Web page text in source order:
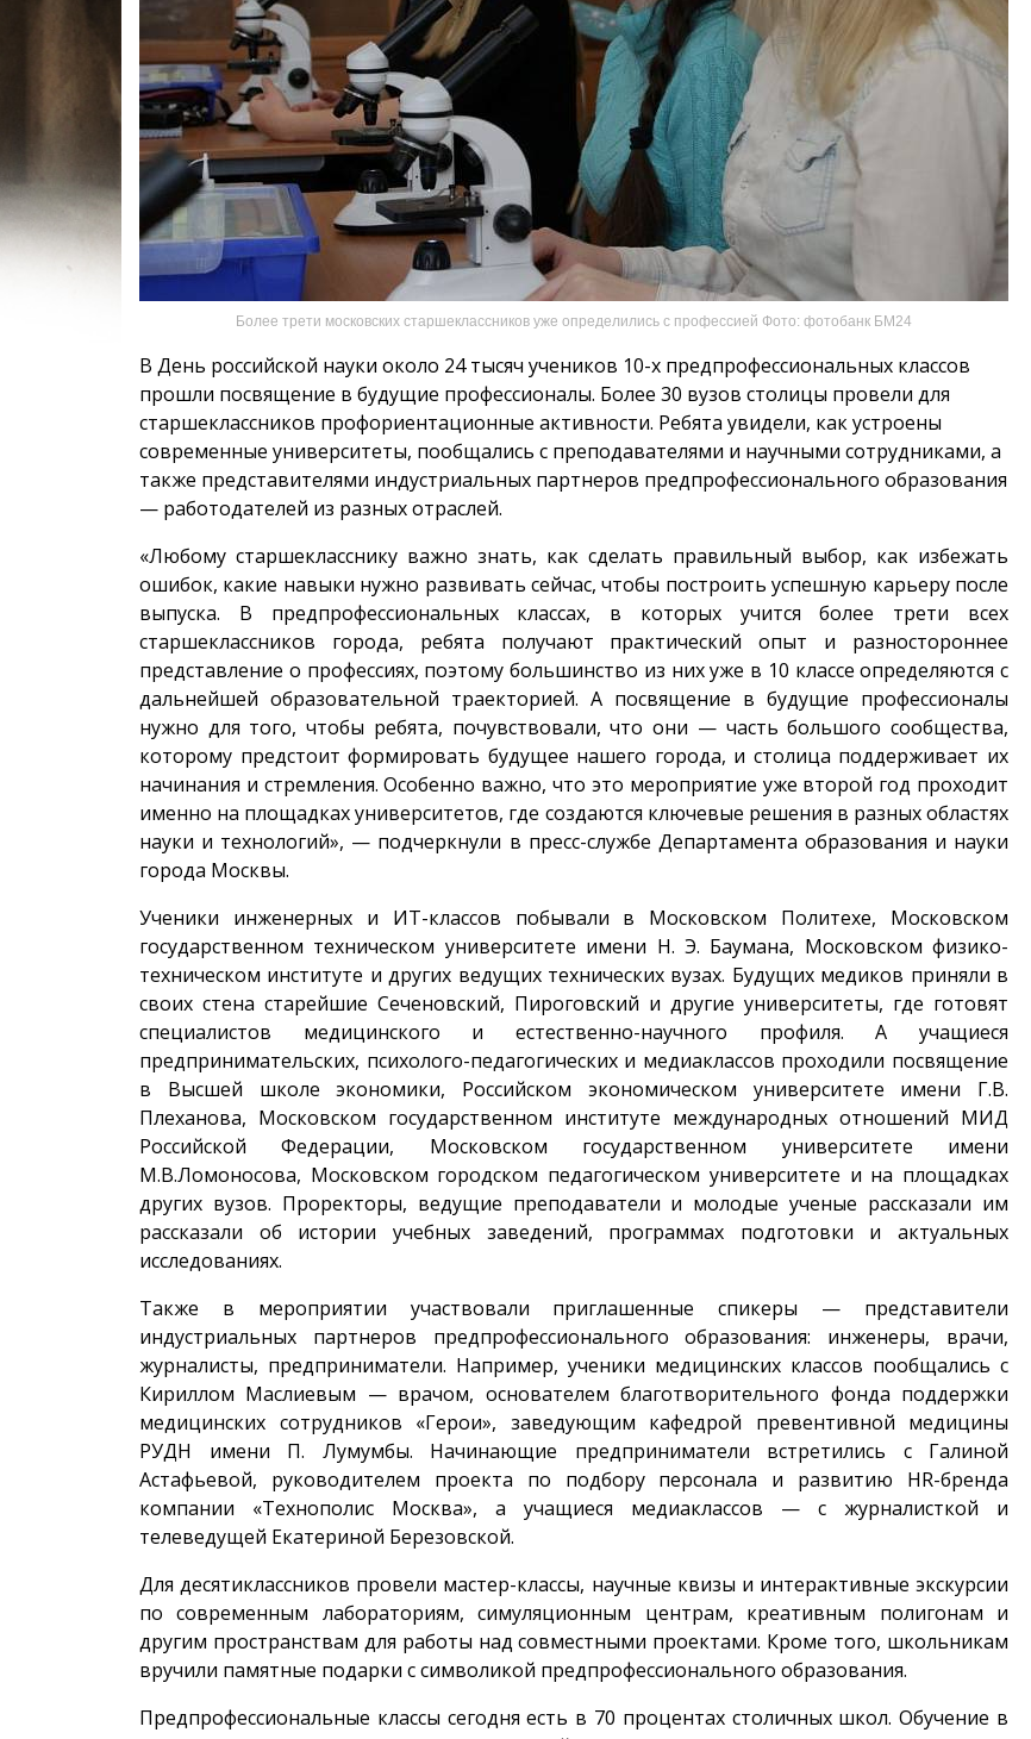
Более трети московских старшеклассников уже определились с профессией Фото: фотобанк БМ24
В День российской науки около 24 тысяч учеников 10-х предпрофессиональных классов
прошли посвящение в будущие профессионалы. Более 30 вузов столицы провели для
старшеклассников профориентационные активности. Ребята увидели, как устроены
современные университеты, пообщались с преподавателями и научными сотрудниками, а
также представителями индустриальных партнеров предпрофессионального образования
— работодателей из разных отраслей.
«Любому старшекласснику важно знать, как сделать правильный выбор, как избежать
ошибок, какие навыки нужно развивать сейчас, чтобы построить успешную карьеру после
выпуска. В предпрофессиональных классах, в которых учится более трети всех
старшеклассников города, ребята получают практический опыт и разностороннее
представление о профессиях, поэтому большинство из них уже в 10 классе определяются с
дальнейшей образовательной траекторией. А посвящение в будущие профессионалы
нужно для того, чтобы ребята, почувствовали, что они — часть большого сообщества,
которому предстоит формировать будущее нашего города, и столица поддерживает их
начинания и стремления. Особенно важно, что это мероприятие уже второй год проходит
именно на площадках университетов, где создаются ключевые решения в разных областях
науки и технологий», — подчеркнули в пресс-службе Департамента образования и науки
города Москвы.
Ученики инженерных и ИТ-классов побывали в Московском Политехе, Московском
государственном техническом университете имени Н. Э. Баумана, Московском физико-
техническом институте и других ведущих технических вузах. Будущих медиков приняли в
своих стена старейшие Сеченовский, Пироговский и другие университеты, где готовят
специалистов медицинского и естественно-научного профиля. А учащиеся
предпринимательских, психолого-педагогических и медиаклассов проходили посвящение
в Высшей школе экономики, Российском экономическом университете имени Г.В.
Плеханова, Московском государственном институте международных отношений МИД
Российской Федерации, Московском государственном университете имени
М.В.Ломоносова, Московском городском педагогическом университете и на площадках
других вузов. Проректоры, ведущие преподаватели и молодые ученые рассказали им
рассказали об истории учебных заведений, программах подготовки и актуальных
исследованиях.
Также в мероприятии участвовали приглашенные спикеры — представители
индустриальных партнеров предпрофессионального образования: инженеры, врачи,
журналисты, предприниматели. Например, ученики медицинских классов пообщались с
Кириллом Маслиевым — врачом, основателем благотворительного фонда поддержки
медицинских сотрудников «Герои», заведующим кафедрой превентивной медицины
РУДН имени П. Лумумбы. Начинающие предприниматели встретились с Галиной
Астафьевой, руководителем проекта по подбору персонала и развитию HR-бренда
компании «Технополис Москва», а учащиеся медиаклассов — с журналисткой и
телеведущей Екатериной Березовской.
Для десятиклассников провели мастер-классы, научные квизы и интерактивные экскурсии
по современным лабораториям, симуляционным центрам, креативным полигонам и
другим пространствам для работы над совместными проектами. Кроме того, школьникам
вручили памятные подарки с символикой предпрофессионального образования.
Предпрофессиональные классы сегодня есть в 70 процентах столичных школ. Обучение в